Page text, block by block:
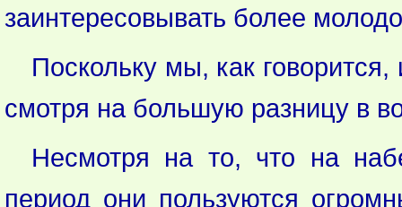
заинтересовывать более
Поскольку мы, как
смотря на большую разницу в
Несмотря на то, что на
период они пользуются